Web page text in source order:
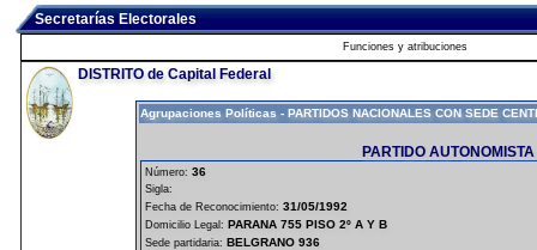
Secretarías Electorales
Funciones y atribuciones
DISTRITO de Capital Federal
Agrupaciones Políticas - PARTIDOS NACIONALES CON SEDE
PARTIDO
Número: 36
Sigla:
Fecha de Reconocimiento: 31/05/1992
Domicilio Legal: PARANA 755 PISO 2º A Y B
Sede partidaria: BELGRANO 936